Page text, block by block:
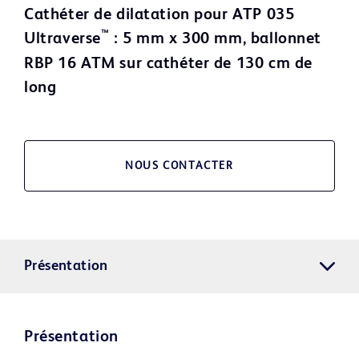
Cathéter de dilatation pour ATP 035
Ultraverse™ : 5 mm x 300 mm, ballonnet
RBP 16 ATM sur cathéter de 130 cm de
long
NOUS CONTACTER
Présentation
Présentation